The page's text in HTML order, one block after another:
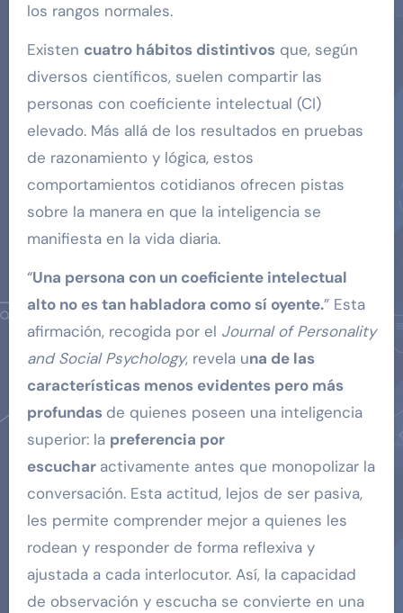
los rangos normales.
Existen cuatro hábitos distintivosque, según
diversos científicos, suelen compartir las
personas con coeficiente intelectual (CI)
elevado. Más allá de los resultados en pruebas
de razonamiento y lógica, estos
comportamientos cotidianos ofrecen pistas
sobre la manera en que la inteligencia se
manifiesta en la vida diaria.
“Una persona con un coeficiente intelectual
alto no es tan habladora como sí oyente.” Esta
afirmación, recogida por el Journal of Personality
and Social Psychology, revela una de las
características menos evidentes pero más
profundas de quienes poseen una inteligencia
superior: la preferencia por
escuchar activamente antes que monopolizar la
conversación. Esta actitud, lejos de ser pasiva,
les permite comprender mejor a quienes les
rodean y responder de forma reflexiva y
ajustada a cada interlocutor. Así, la capacidad
de observación y escucha se convierte en una